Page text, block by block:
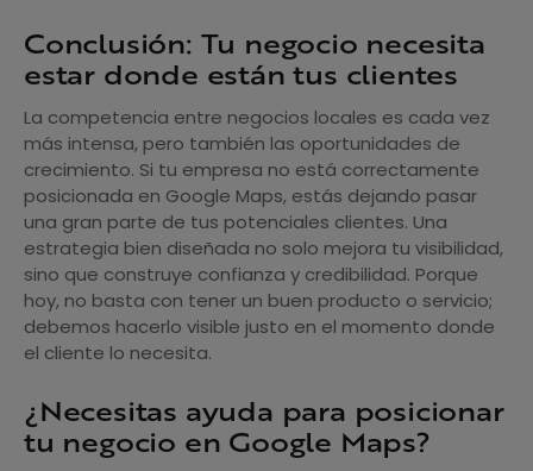
Conclusión: Tu negocio necesita
estar donde están tus clientes
La competencia entre negocios locales es cada vez
más intensa, pero también las oportunidades de
crecimiento. Si tu empresa no está correctamente
posicionada en Google Maps, estás dejando pasar
una gran parte de tus potenciales clientes. Una
estrategia bien diseñada no solo mejora tu visibilidad,
sino que construye confianza y credibilidad. Porque
hoy, no basta con tener un buen producto o servicio;
debemos hacerlo visible justo en el momento donde
el cliente lo necesita.
¿Necesitas ayuda para posicionar
tu negocio en Google Maps?